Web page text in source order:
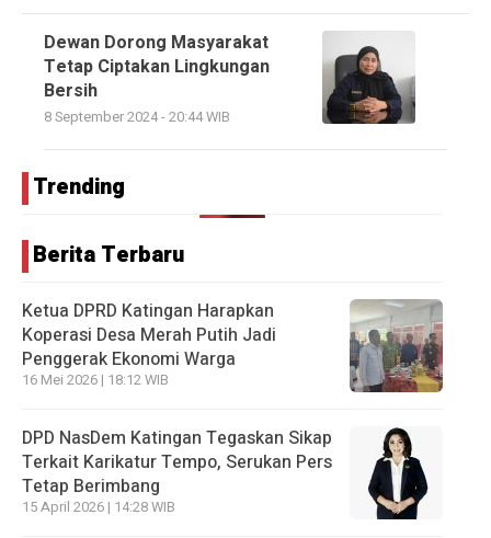
Dewan Dorong Masyarakat
Tetap Ciptakan Lingkungan
Bersih
8 September 2024 - 20:44 WIB
Trending
Berita Terbaru
Ketua DPRD Katingan Harapkan
Koperasi Desa Merah Putih Jadi
Penggerak Ekonomi Warga
16 Mei 2026 | 18:12 WIB
DPD NasDem Katingan Tegaskan Sikap
Terkait Karikatur Tempo, Serukan Pers
Tetap Berimbang
15 April 2026 | 14:28 WIB